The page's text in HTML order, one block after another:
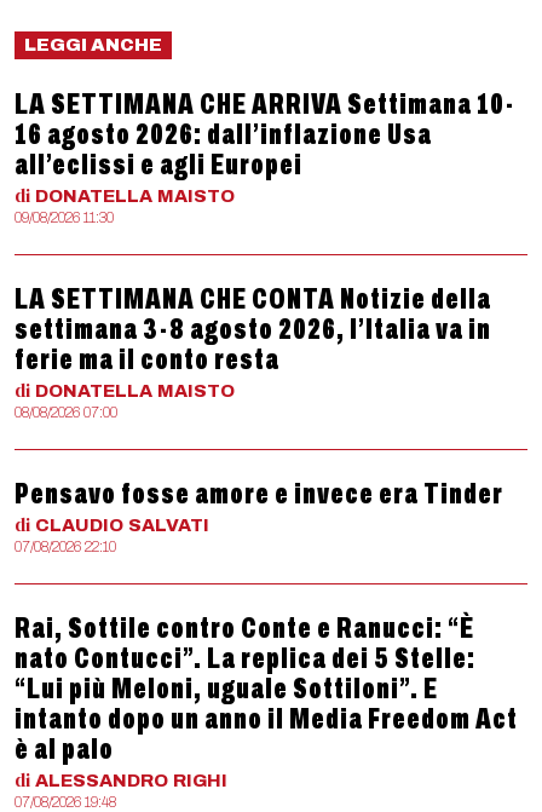
LEGGI ANCHE
LA SETTIMANA CHE ARRIVA Settimana 10-
16 agosto 2026: dall’inflazione Usa
all’eclissi e agli Europei
di DONATELLA MAISTO
09/08/2026 11:30
LA SETTIMANA CHE CONTA Notizie della
settimana 3-8 agosto 2026, l’Italia va in
ferie ma il conto resta
di DONATELLA MAISTO
08/08/2026 07:00
Pensavo fosse amore e invece era Tinder
di CLAUDIO SALVATI
07/08/2026 22:10
Rai, Sottile contro Conte e Ranucci: “È
nato Contucci”. La replica dei 5 Stelle:
“Lui più Meloni, uguale Sottiloni”. E
intanto dopo un anno il Media Freedom Act
è al palo
di ALESSANDRO RIGHI
07/08/2026 19:48